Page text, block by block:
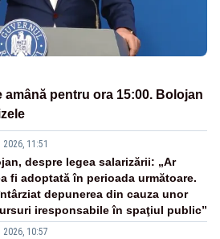
pentru ora 15:00. Bolojan
11:51
despre legea salarizării: „Ar
fi adoptată în perioada următoare.
depunerea din cauza unor
iresponsabile în spaţiul public”
2026, 10:57